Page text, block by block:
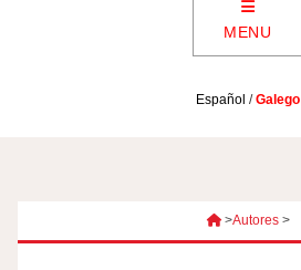
MENU
Español /Galego
>Autores >